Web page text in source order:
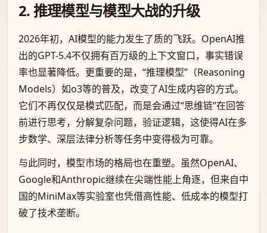
2. 推理模型与模型大战的升级
2026年初，AI模型的能力发生了质的飞跃。OpenAI推
出的GPT-5.4不仅拥有百万级的上下文窗口，事实错误
率也显著降低。更重要的是，“推理模型”（Reasoning
Models）如o3等的普及，改变了AI生成内容的方式。
它们不再仅仅是模式匹配，而是会通过“思维链”在回答
前进行思考，分解复杂问题，验证逻辑，这使得AI在多
步数学、深层法律分析等任务中变得极为可靠。
与此同时，模型市场的格局也在重塑。虽然OpenAI、
Google和Anthropic继续在尖端性能上角逐，但来自中
国的MiniMax等实验室也凭借高性能、低成本的模型打
破了技术垄断。